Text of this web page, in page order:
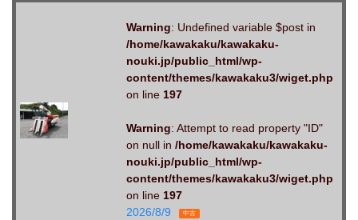
Warning: Undefined variable $post in
/home/kawakaku/kawakaku-
nouki.jp/public_html/wp-
content/themes/kawakaku3/wiget.php
on line 197
Warning: Attempt to read property "ID"
on null in /home/kawakaku/kawakaku-
nouki.jp/public_html/wp-
content/themes/kawakaku3/wiget.php
on line 197
2026/8/9
中古